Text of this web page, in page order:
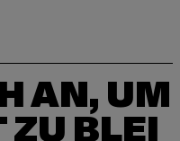
AN, UM
BLEI